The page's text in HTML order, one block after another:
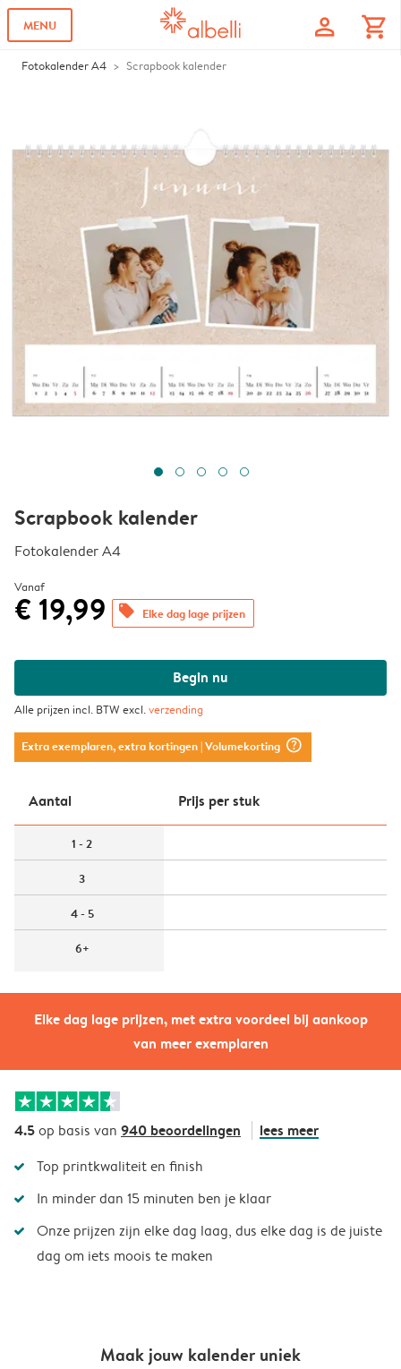
MENU profile shopping_cart
Fotokalender A4 Scrapbook kalender
Elke dag lage prijzen, met extra voordeel bij aankoop
van meer exemplaren
Scrapbook kalender
Fotokalender A4
Vanaf
€ 19,99 offers Elke dag lage prijzen
Begin nu
Alle prijzen incl. BTW excl.verzending
Extra exemplaren, extra kortingen| Volumekorting question_mark_circle
Aantal Prijs per stuk
1 - 2
3
4 - 5
6+
4.5op basis van 940 beoordelingen lees meer
Top printkwaliteit en finish
In minder dan 15 minuten ben je klaar
Onze prijzen zijn elke dag laag, dus elke dag is de juiste
dag om iets moois te maken
Maak jouw kalender uniek